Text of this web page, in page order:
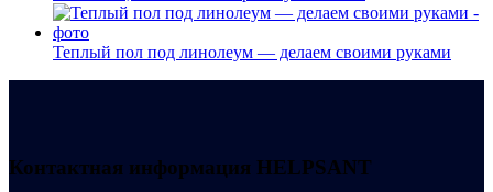
Теплый пол под линолеум — делаем своими руками
Контактная информация HELPSANT